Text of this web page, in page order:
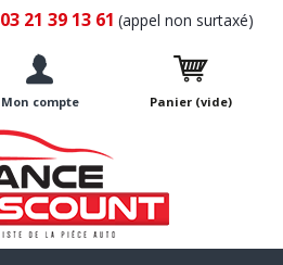
03 21 39 13 61 (appel non surtaxé)
Mon compte Panier (vide)